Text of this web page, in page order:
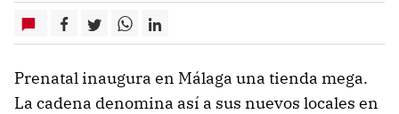
Prenatal inaugura en Málaga una tienda mega.
La cadena denomina así a sus nuevos locales en